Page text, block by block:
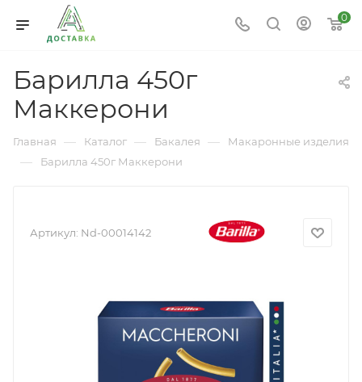
0
Барилла 450г
Маккерони
Главная — Каталог — Бакалея — Макаронные изделия
— Барилла 450г Маккерони
Артикул: Nd-00014142